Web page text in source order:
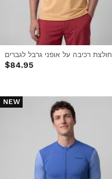
חולצת רכיבה על אופני גרבל לגברים
$84.95
NEW